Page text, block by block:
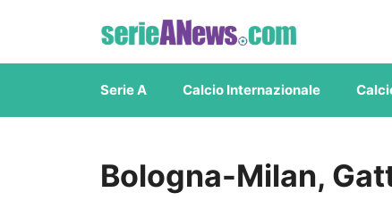
contenuto
Serie A Calcio Internazionale
Bologna-Milan,